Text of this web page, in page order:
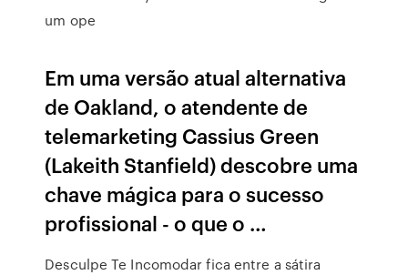
um ope
Em uma versão atual alternativa
de Oakland, o atendente de
telemarketing Cassius Green
(Lakeith Stanfield) descobre uma
chave mágica para o sucesso
profissional - o que o …
Desculpe Te Incomodar fica entre a sátira